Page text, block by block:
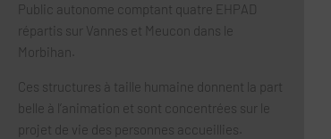
Public autonome comptant quatre EHPAD
répartis sur Vannes et Meucon dans le
Morbihan.
Ces structures à taille humaine donnent la part
belle à l’animation et sont concentrées sur le
projet de vie des personnes accueillies.